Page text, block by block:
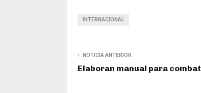
INTERNACIONAL
NOTICIA ANTERIOR
Elaboran manual para